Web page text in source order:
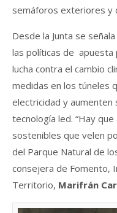
semáforos exteriores y
Desde la Junta se
las políticas de apuesta
lucha contra el cambio
medidas en los túneles
electricidad y aumenten
tecnología led. “Hay
sostenibles que velen
del Parque Natural de
consejera de Fomento,
Territorio, Marifrán